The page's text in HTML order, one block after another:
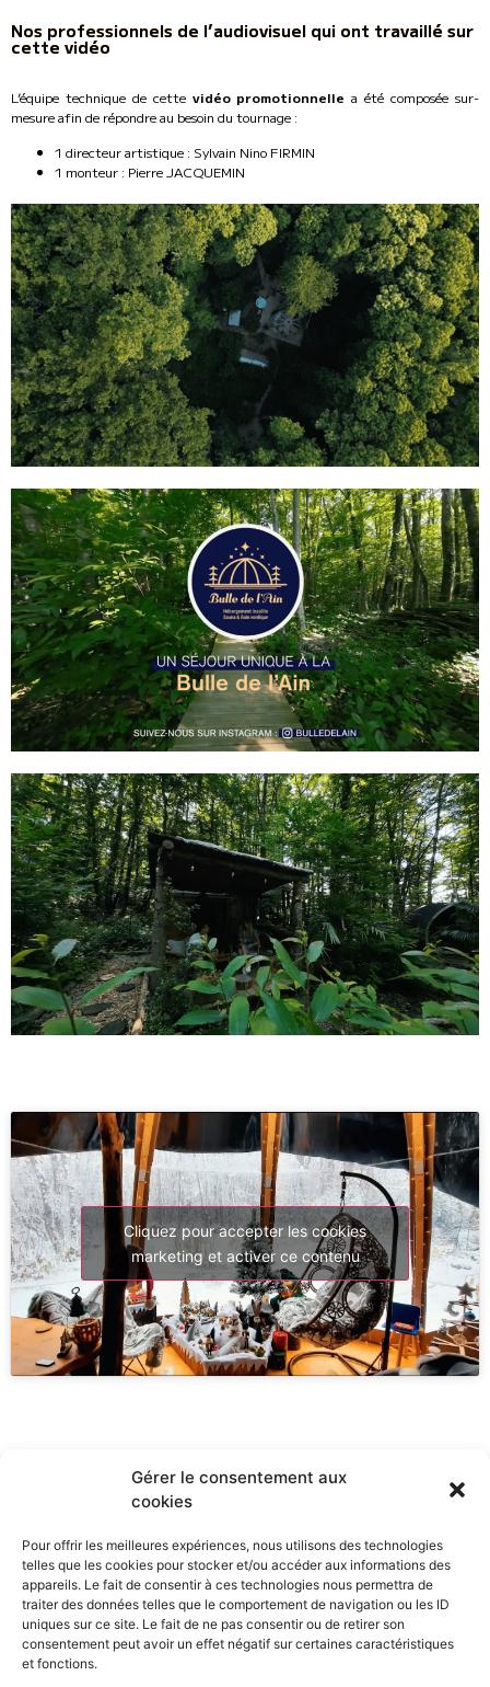
Gérer le consentement aux
cookies
Pour offrir les meilleures expériences, nous utilisons des technologies
telles que les cookies pour stocker et/ou accéder aux informations des
appareils. Le fait de consentir à ces technologies nous permettra de
traiter des données telles que le comportement de navigation ou les ID
uniques sur ce site. Le fait de ne pas consentir ou de retirer son
consentement peut avoir un effet négatif sur certaines caractéristiques
et fonctions.
Nos professionnels de l’audiovisuel qui ont travaillé sur
cette vidéo
L’équipe technique de cette vidéo promotionnelle a été composée sur-
mesure afin de répondre au besoin du tournage :
1 directeur artistique : Sylvain Nino FIRMIN
1 monteur : Pierre JACQUEMIN
Cliquez pour accepter les cookies
marketing et activer ce contenu
Ne manquez pas nos dernières
actualités :